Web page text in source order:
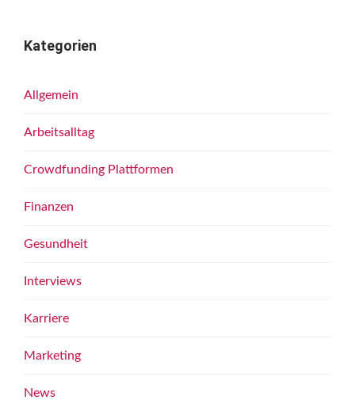
Kategorien
Allgemein
Arbeitsalltag
Crowdfunding Plattformen
Finanzen
Gesundheit
Interviews
Karriere
Marketing
News